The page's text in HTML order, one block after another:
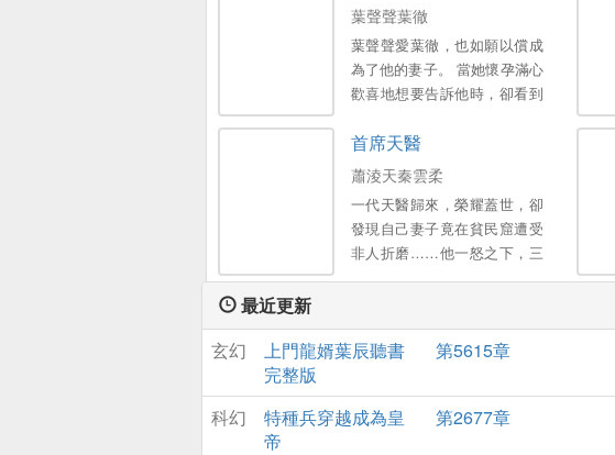
葉聲聲葉徹
葉聲聲愛葉徹，也如願以償成
為了他的妻子。 當她懷孕滿心
歡喜地想要告訴他時，卻看到
的一切。 幾次三番被傷得體無
完膚後，她決意遞上離婚協議
書離開。 他冇想到離婚後她就
像人間蒸發了一樣，再無音
訊。 而他，瘋了一樣滿世界去
尋她。。
首席天醫
蕭淩天秦雲柔
一代天醫歸來，榮耀蓋世，卻
發現自己妻子竟在貧民窟遭受
非人折磨……他一怒之下，三
千宗師級強者歸來……整個神
必要血染半邊天！。
最近更新
玄幻
上門龍婿葉辰聽書
完整版
第5615章
科幻
特種兵穿越成為皇
帝
第2677章